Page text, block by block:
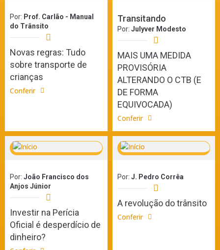
Por: Prof. Carlão - Manual
do Trânsito
Novas regras: Tudo
sobre transporte de
crianças
Conferir
Transitando
Por: Julyver Modesto
MAIS UMA MEDIDA
PROVISÓRIA
ALTERANDO O CTB (E
DE FORMA
EQUIVOCADA)
Conferir
Por: João Francisco dos
Anjos Júnior
Investir na Perícia
Oficial é desperdício de
dinheiro?
Por: J. Pedro Corrêa
A revolução do trânsito
Conferir